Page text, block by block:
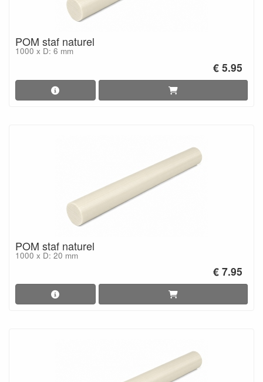
POM staf naturel
1000 x D: 6 mm
€ 5.95
POM staf naturel
1000 x D: 20 mm
€ 7.95